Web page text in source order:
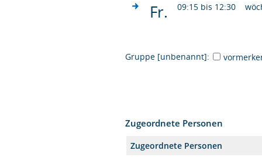
Fr. 09:15 bis 12:30
Gruppe [unbenannt]:
Zugeordnete Personen
Zugeordnete Personen